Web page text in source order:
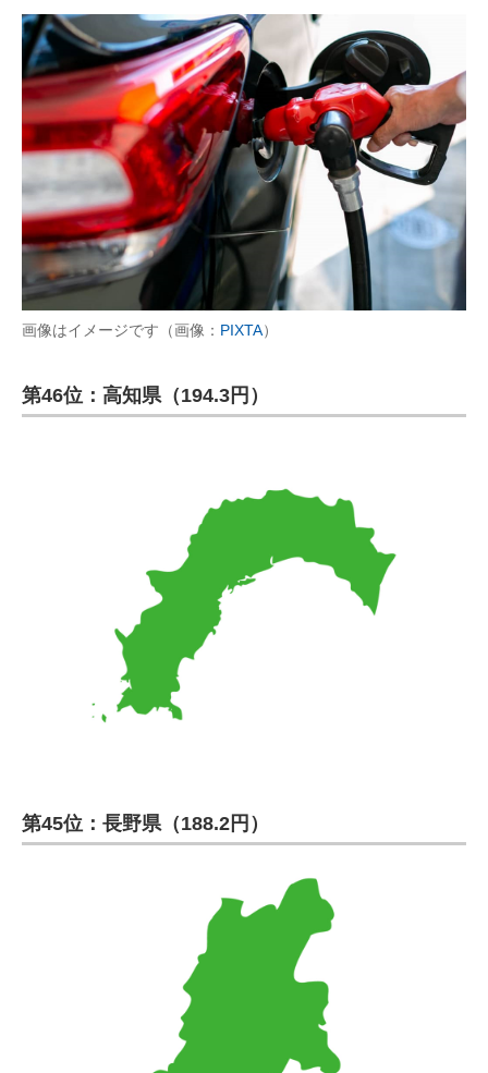
画像はイメージです（画像： PIXTA）
第46位：高知県（194.3円）
第45位：長野県（188.2円）